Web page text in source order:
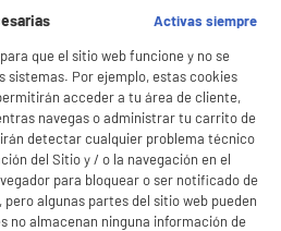
compatible Edenwood y High
de un marca
de dispositivos : 1
tus datos personales para:
tus preferencias
personalizadas
en las redes sociales
web Consulta la política de cookies.
mejor. Si no acepta, se utilizarán cookies
tu navegación. Puedes oponerte a su uso
Activas siempre
que el sitio web funcione y no se
sistemas. Por ejemplo, estas cookies
acceder a tu área de cliente,
navegas o administrar tu carrito de
detectar cualquier problema técnico
del Sitio y / o la navegación en el
para bloquear o ser notificado de
algunas partes del sitio web pueden
no almacenan ninguna información de